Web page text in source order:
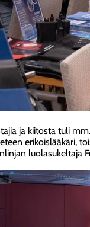
ja kiitosta tuli
erikoislääkäri,
luolasukeltaja